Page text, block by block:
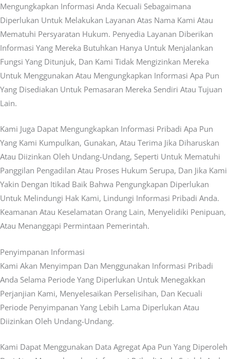
Mengungkapkan Informasi Anda Kecuali Sebagaimana
Diperlukan Untuk Melakukan Layanan Atas Nama Kami Atau
Mematuhi Persyaratan Hukum. Penyedia Layanan Diberikan
Informasi Yang Mereka Butuhkan Hanya Untuk Menjalankan
Fungsi Yang Ditunjuk, Dan Kami Tidak Mengizinkan Mereka
Untuk Menggunakan Atau Mengungkapkan Informasi Apa Pun
Yang Disediakan Untuk Pemasaran Mereka Sendiri Atau Tujuan
Lain.
Kami Juga Dapat Mengungkapkan Informasi Pribadi Apa Pun
Yang Kami Kumpulkan, Gunakan, Atau Terima Jika Diharuskan
Atau Diizinkan Oleh Undang-Undang, Seperti Untuk Mematuhi
Panggilan Pengadilan Atau Proses Hukum Serupa, Dan Jika Kami
Yakin Dengan Itikad Baik Bahwa Pengungkapan Diperlukan
Untuk Melindungi Hak Kami, Lindungi Informasi Pribadi Anda.
Keamanan Atau Keselamatan Orang Lain, Menyelidiki Penipuan,
Atau Menanggapi Permintaan Pemerintah.
Penyimpanan Informasi
Kami Akan Menyimpan Dan Menggunakan Informasi Pribadi
Anda Selama Periode Yang Diperlukan Untuk Menegakkan
Perjanjian Kami, Menyelesaikan Perselisihan, Dan Kecuali
Periode Penyimpanan Yang Lebih Lama Diperlukan Atau
Diizinkan Oleh Undang-Undang.
Kami Dapat Menggunakan Data Agregat Apa Pun Yang Diperoleh